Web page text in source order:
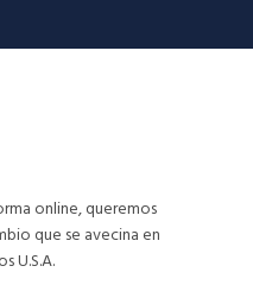
online, queremos
que se avecina en
U.S.A.